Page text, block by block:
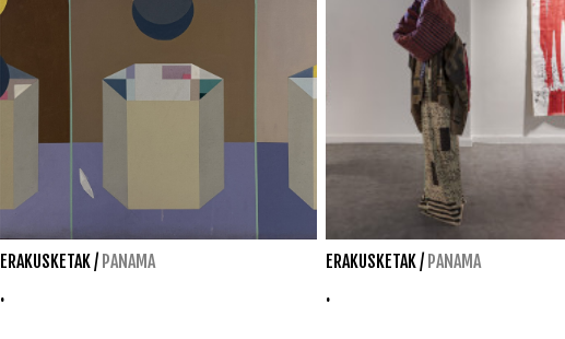
ERAKUSKETAK/ PANAMA
.
ERAKUSKETAK/ PANAMA
.